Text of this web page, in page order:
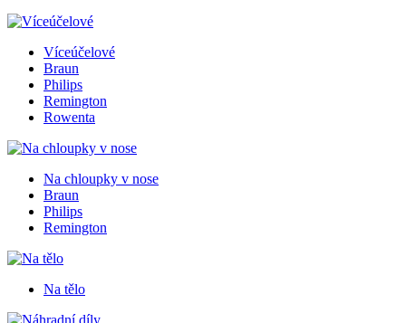
Víceúčelové
Braun
Philips
Remington
Rowenta
Na chloupky v nose
Braun
Philips
Remington
Na tělo